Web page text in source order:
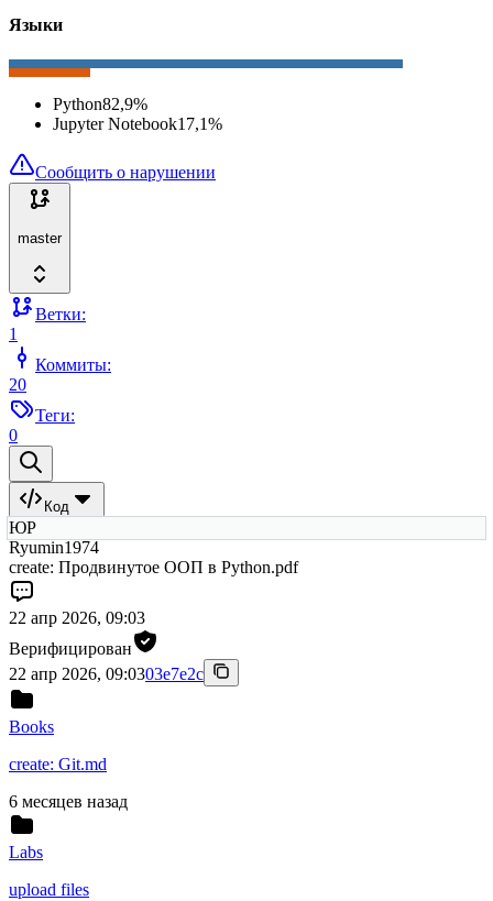
Языки
Python82,9%
Jupyter Notebook17,1%
Сообщить о нарушении
master
Ветки:
1
Коммиты:
20
Теги:
0
Код
ЮР
Ryumin1974
create: Продвинутое ООП в Python.pdf
22 апр 2026, 09:03
Верифицирован
22 апр 2026, 09:0303e7e2c
Books
create: Git.md
6 месяцев назад
Labs
upload files